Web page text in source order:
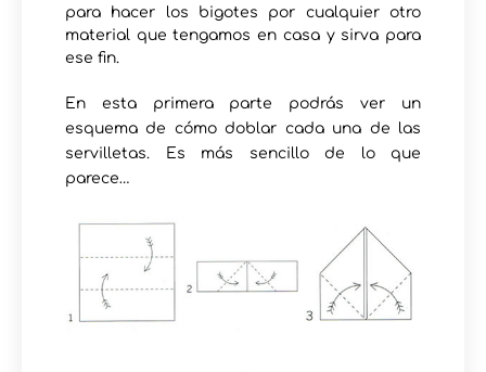
para hacer los bigotes por cualquier otro
material que tengamos en casa y sirva para
ese fin.
En esta primera parte podrás ver un
esquema de cómo doblar cada una de las
servilletas. Es más sencillo de lo que
parece…